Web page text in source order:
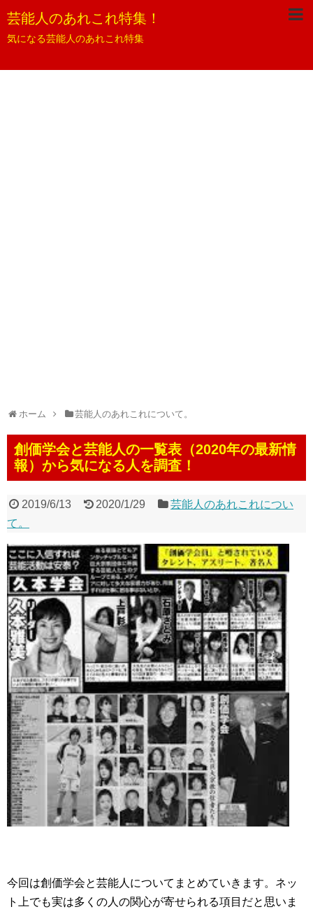
芸能人のあれこれ特集！
気になる芸能人のあれこれ特集
ホーム 芸能人のあれこれについて。
創価学会と芸能人の一覧表（2020年の最新情
報）から気になる人を調査！
2019/6/13 2020/1/29
芸能人のあれこれについ
て。
今回は創価学会と芸能人についてまとめていきます。ネッ
ト上でも実は多くの人の関心が寄せられる項目だと思いま